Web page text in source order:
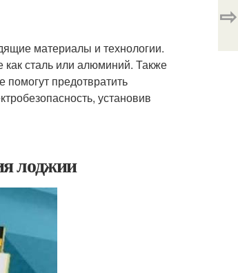
материалы и технологии.
сталь или алюминий. Также
предотвратить
установив
лоджии
⇨